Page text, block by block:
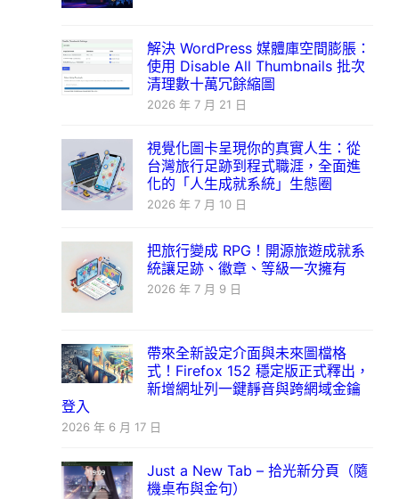
解決 WordPress 媒體庫空間膨脹：
使用 Disable All Thumbnails 批次
清理數十萬冗餘縮圖
2026 年 7 月 21 日
視覺化圖卡呈現你的真實人生：從
台灣旅行足跡到程式職涯，全面進
化的「人生成就系統」生態圈
2026 年 7 月 10 日
把旅行變成 RPG！開源旅遊成就系
統讓足跡、徽章、等級一次擁有
2026 年 7 月 9 日
帶來全新設定介面與未來圖檔格
式！Firefox 152 穩定版正式釋出，
新增網址列一鍵靜音與跨網域金鑰
登入
2026 年 6 月 17 日
Just a New Tab – 拾光新分頁（隨
機桌布與金句）